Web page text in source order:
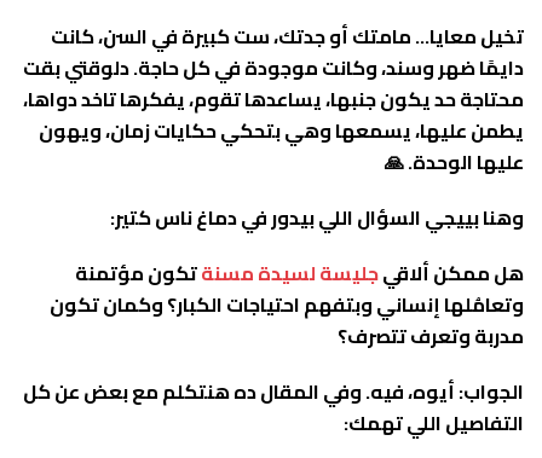
تخيل معايا… مامتك أو جدتك، ست كبيرة في السن، كانت
دايمًا ضهر وسند، وكانت موجودة في كل حاجة. دلوقتي بقت
محتاجة حد يكون جنبها، يساعدها تقوم، يفكرها تاخد دواها،
يطمن عليها، يسمعها وهي بتحكي حكايات زمان، ويهون
عليها الوحدة. 🙏
وهنا بييجي السؤال اللي بيدور في دماغ ناس كتير:
هل ممكن ألاقيجليسة لسيدة مسنةتكون مؤتمنة
وتعامُلها إنساني وبتفهم احتياجات الكبار؟ وكمان تكون
مدربة وتعرف تتصرف؟
الجواب: أيوه، فيه. وفي المقال ده هنتكلم مع بعض عن كل
التفاصيل اللي تهمك: